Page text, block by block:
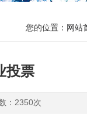
您的位置： 网站
投票
：2350次